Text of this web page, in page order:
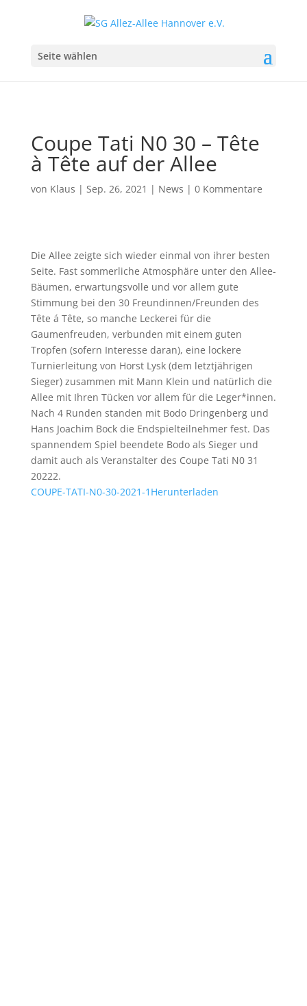
Seite wählen
Coupe Tati N0 30 – Tête
à Tête auf der Allee
von Klaus | Sep. 26, 2021 | News | 0 Kommentare
Die Allee zeigte sich wieder einmal von ihrer besten
Seite. Fast sommerliche Atmosphäre unter den Allee-
Bäumen, erwartungsvolle und vor allem gute
Stimmung bei den 30 Freundinnen/Freunden des
Tête á Tête, so manche Leckerei für die
Gaumenfreuden, verbunden mit einem guten
Tropfen (sofern Interesse daran), eine lockere
Turnierleitung von Horst Lysk (dem letztjährigen
Sieger) zusammen mit Mann Klein und natürlich die
Allee mit Ihren Tücken vor allem für die Leger*innen.
Nach 4 Runden standen mit Bodo Dringenberg und
Hans Joachim Bock die Endspielteilnehmer fest. Das
spannendem Spiel beendete Bodo als Sieger und
damit auch als Veranstalter des Coupe Tati N0 31
20222.
COUPE-TATI-N0-30-2021-1 Herunterladen